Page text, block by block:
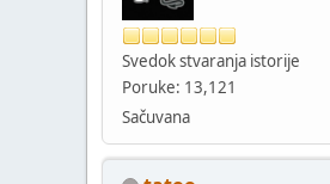
Svedok stvaranja istorije
Poruke: 13,121
Sačuvana